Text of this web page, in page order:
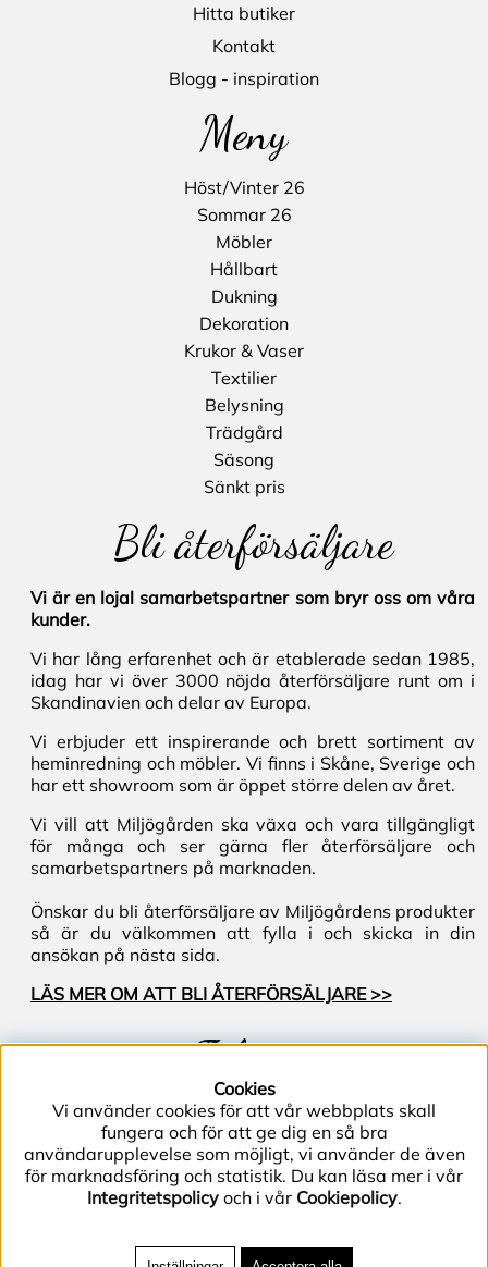
Hitta butiker
Kontakt
Blogg - inspiration
Meny
Höst/Vinter 26
Sommar 26
Möbler
Hållbart
Dukning
Dekoration
Krukor & Vaser
Textilier
Belysning
Trädgård
Säsong
Sänkt pris
Bli återförsäljare
Vi är en lojal samarbetspartner som bryr oss om våra
kunder.
Vi har lång erfarenhet och är etablerade sedan 1985,
idag har vi över 3000 nöjda återförsäljare runt om i
Skandinavien och delar av Europa.
Vi erbjuder ett inspirerande och brett sortiment av
heminredning och möbler. Vi finns i Skåne, Sverige och
har ett showroom som är öppet större delen av året.
Vi vill att Miljögården ska växa och vara tillgängligt
för många och ser gärna fler återförsäljare och
samarbetspartners på marknaden.
Önskar du bli återförsäljare av Miljögårdens produkter
så är du välkommen att fylla i och skicka in din
ansökan på nästa sida.
LÄS MER OM ATT BLI ÅTERFÖRSÄLJARE >>
Följ oss
Telefon (+46) 40–40 86 40 | E-post
Cookies
Vi använder cookies för att vår webbplats skall
fungera och för att ge dig en så bra
användarupplevelse som möjligt, vi använder de även
för marknadsföring och statistik. Du kan läsa mer i vår
Integritetspolicyoch i vår Cookiepolicy.